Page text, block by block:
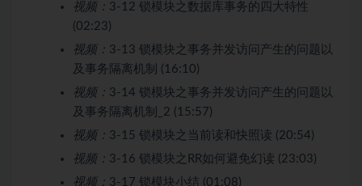
视频： 3-12 锁模块之数据库事务的四大特性
(02:23)
视频： 3-13 锁模块之事务并发访问产生的问题以
及事务隔离机制 (16:10)
视频： 3-14 锁模块之事务并发访问产生的问题以
及事务隔离机制_2 (15:57)
视频： 3-15 锁模块之当前读和快照读 (20:54)
视频： 3-16 锁模块之RR如何避免幻读 (23:03)
视频： 3-17 锁模块小结 (01:08)